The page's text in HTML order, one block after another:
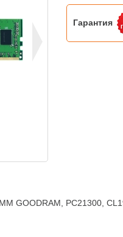
Гарантия
GOODRAM, PC21300,